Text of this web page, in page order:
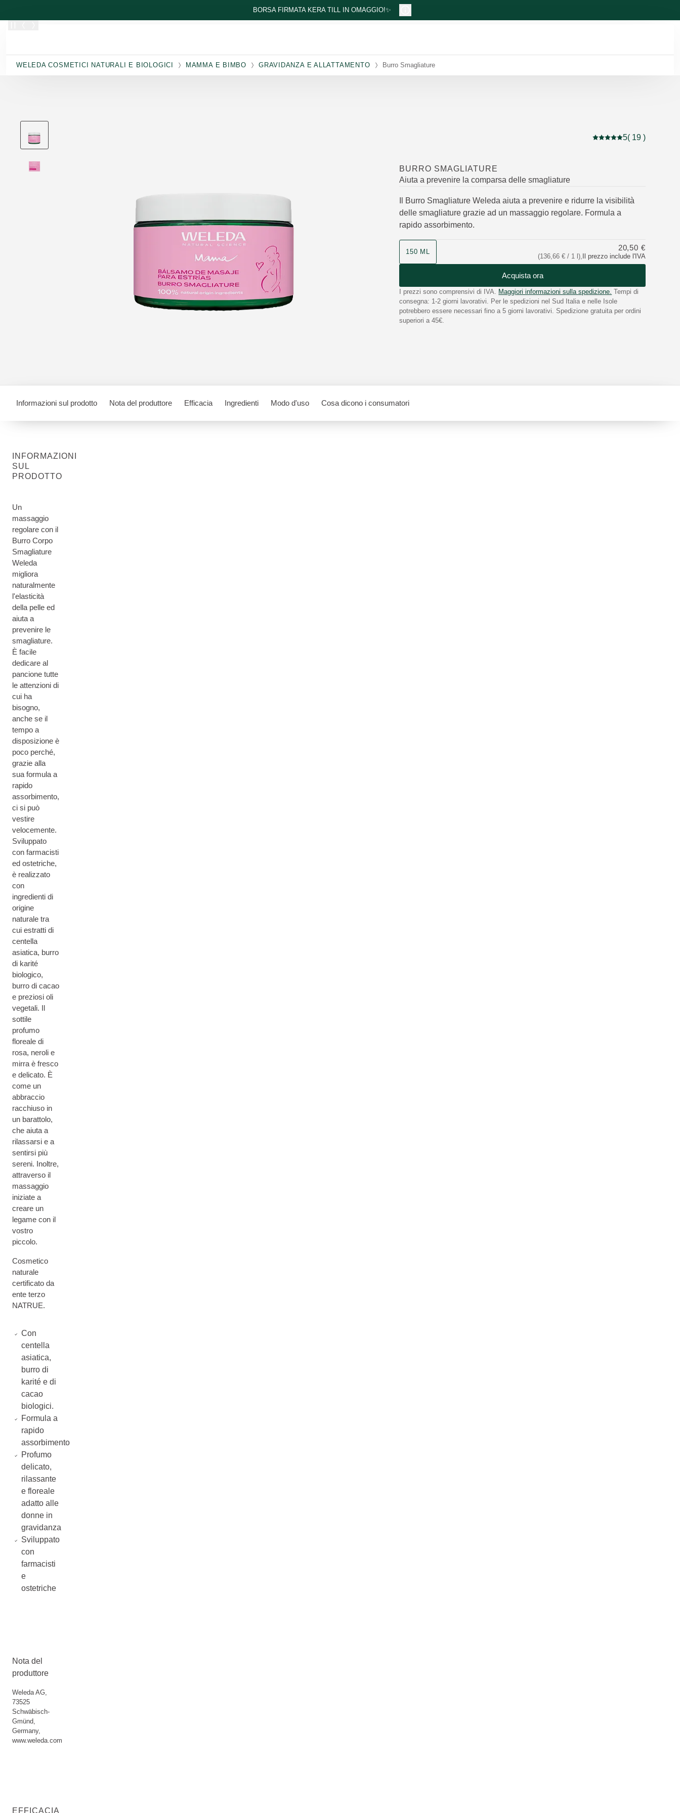
BORSA FIRMATA KERA TILL IN OMAGGIO!✨
WELEDA COSMETICI NATURALI E BIOLOGICI MAMMA E BIMBO GRAVIDANZA E ALLATTAMENTO Burro Smagliature
Valutazione attuale: 5
5( 19 )
BURRO SMAGLIATURE
Aiuta a prevenire la comparsa delle smagliature
Il Burro Smagliature Weleda aiuta a prevenire e ridurre la visibilità
delle smagliature grazie ad un massaggio regolare. Formula a
rapido assorbimento.
150 ML
(136,66 € / 1 l), Il prezzo include l'IVA
20,50 €
Acquista ora
I prezzi sono comprensivi di IVA. Maggiori informazioni sulla spedizione. Tempi di
consegna: 1-2 giorni lavorativi. Per le spedizioni nel Sud Italia e nelle Isole
potrebbero essere necessari fino a 5 giorni lavorativi. Spedizione gratuita per ordini
superiori a 45€.
Informazioni sul prodotto Nota del produttore Efficacia Ingredienti Modo d'uso Cosa dicono i consumatori
INFORMAZIONI
SUL
PRODOTTO
Un
massaggio
regolare con il
Burro Corpo
Smagliature
Weleda
migliora
naturalmente
l'elasticità
della pelle ed
aiuta a
prevenire le
smagliature.
È facile
dedicare al
pancione tutte
le attenzioni di
cui ha
bisogno,
anche se il
tempo a
disposizione è
poco perché,
grazie alla
sua formula a
rapido
assorbimento,
ci si può
vestire
velocemente.
Sviluppato
con farmacisti
ed ostetriche,
è realizzato
con
ingredienti di
origine
naturale tra
cui estratti di
centella
asiatica, burro
di karité
biologico,
burro di cacao
e preziosi oli
vegetali. Il
sottile
profumo
floreale di
rosa, neroli e
mirra è fresco
e delicato. È
come un
abbraccio
racchiuso in
un barattolo,
che aiuta a
rilassarsi e a
sentirsi più
sereni. Inoltre,
attraverso il
massaggio
iniziate a
creare un
legame con il
vostro
piccolo.
Cosmetico
naturale
certificato da
ente terzo
NATRUE.
Con
centella
asiatica,
burro di
karité e di
cacao
biologici.
Formula a
rapido
assorbimento
Profumo
delicato,
rilassante
e floreale
adatto alle
donne in
gravidanza
Sviluppato
con
farmacisti
e
ostetriche
Nota del
produttore
Weleda AG,
73525
Schwäbisch-
Gmünd,
Germany,
www.weleda.com
EFFICACIA